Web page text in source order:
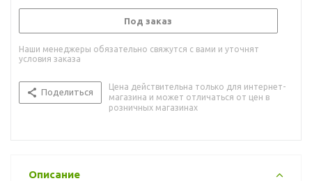
Под заказ
Наши менеджеры обязательно свяжутся с вами и уточнят
условия заказа
Поделиться
Цена действительна только для интернет-
магазина и может отличаться от цен в
розничных магазинах
Описание